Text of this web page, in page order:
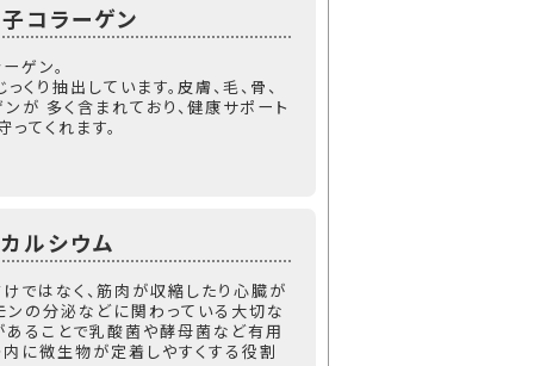
コラーゲン
ゲン。
くり抽出しています。皮膚、毛、骨、
が 多く含まれており、健康サポート
てくれます。
ルシウム
ではなく、筋肉が収縮したり心臓が
ンの分泌などに関わっている大切な
あることで乳酸菌や酵母菌など有用
に微生物が定着しやすくする役割